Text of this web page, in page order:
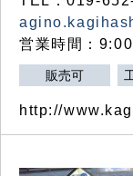
営業時間：
販売可
http://